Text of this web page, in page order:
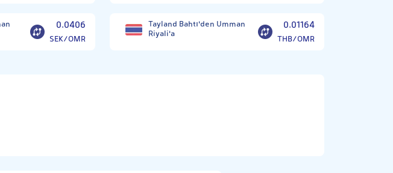
0.0406
SEK/OMR
Tayland Bahtı'den Umman
Riyali'a
0.01164
THB/OMR